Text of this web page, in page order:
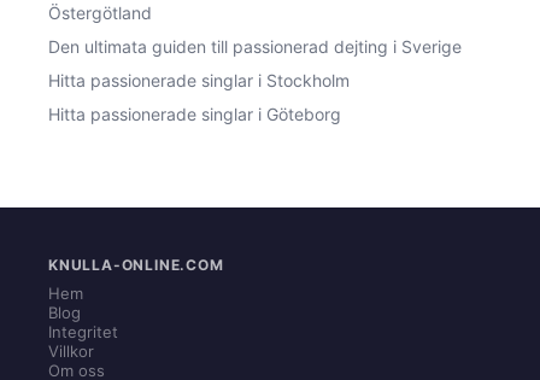
Östergötland
Den ultimata guiden till passionerad dejting i Sverige
Hitta passionerade singlar i Stockholm
Hitta passionerade singlar i Göteborg
KNULLA-ONLINE.COM
Hem
Blog
Integritet
Villkor
Om oss